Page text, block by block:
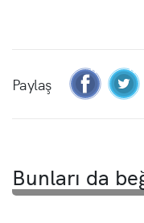
Paylaş
Bunları da